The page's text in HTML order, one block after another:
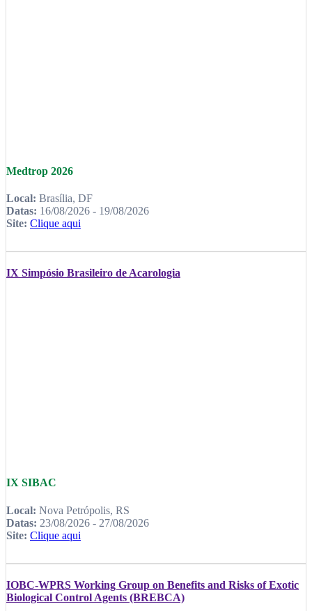
Medtrop 2026
Local: Brasília, DF
Datas: 16/08/2026 - 19/08/2026
Site: Clique aqui
IX Simpósio Brasileiro de Acarologia
IX SIBAC
Local: Nova Petrópolis, RS
Datas: 23/08/2026 - 27/08/2026
Site: Clique aqui
IOBC-WPRS Working Group on Benefits and Risks of Exotic
Biological Control Agents (BREBCA)